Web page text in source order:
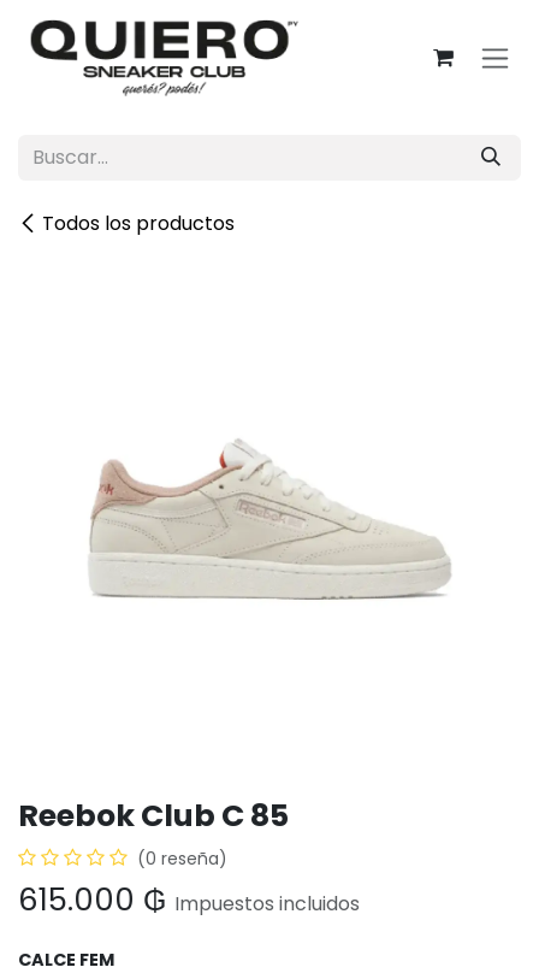
Ir al contenido
Todos los productos
Reebok Club C 85
(0 reseña)
615.000 ₲ Impuestos incluidos
CALCE FEM